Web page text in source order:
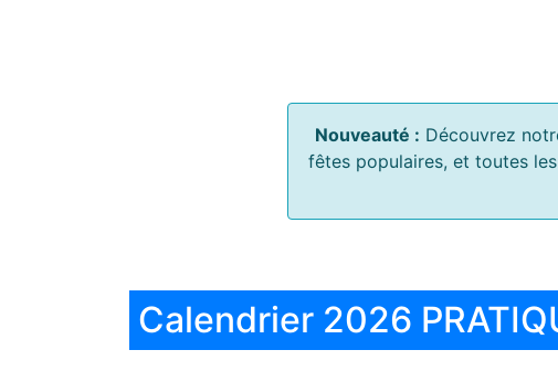
Nouveauté : Découvrez
fêtes populaires, et toutes
Calendrier 2026